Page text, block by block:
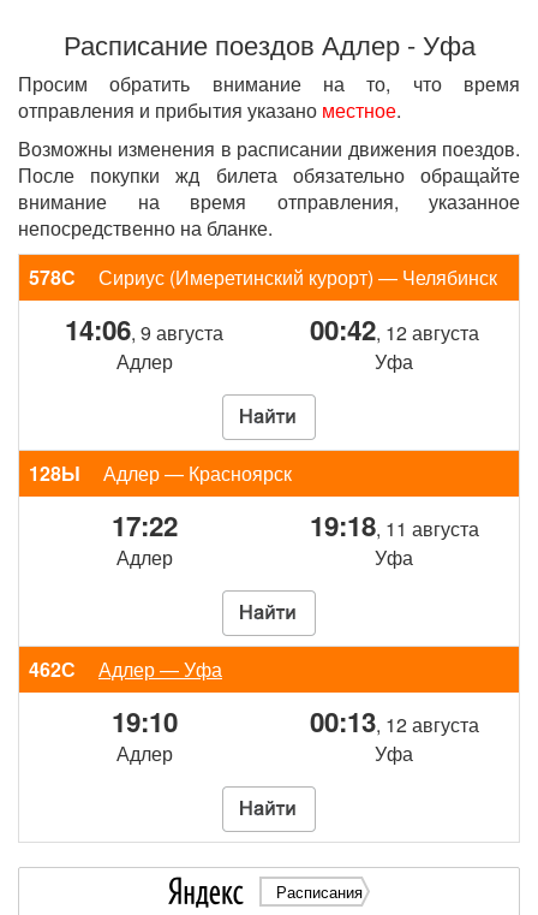
Расписание поездов Адлер - Уфа
Просим обратить внимание на то, что время
отправления и прибытия указано местное.
Возможны изменения в расписании движения поездов.
После покупки жд билета обязательно обращайте
внимание на время отправления, указанное
непосредственно на бланке.
578С
Сириус (Имеретинский курорт) — Челябинск
14:06, 9 августа
Адлер
00:42, 12 августа
Уфа
128Ы Адлер — Красноярск
17:22
Адлер
19:18, 11 августа
Уфа
462С Адлер — Уфа
19:10
Адлер
00:13, 12 августа
Уфа
Расписания